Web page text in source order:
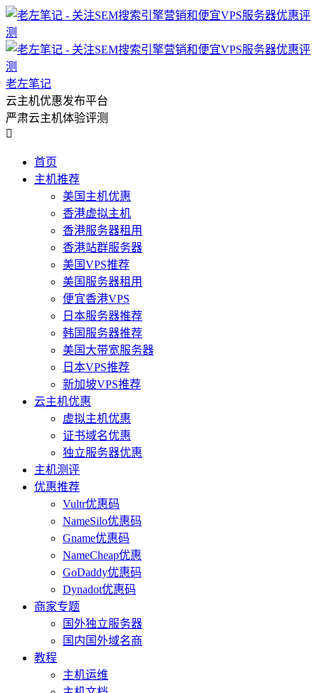
老左笔记
云主机优惠发布平台
严肃云主机体验评测

首页
主机推荐
美国主机优惠
香港虚拟主机
香港服务器租用
香港站群服务器
美国VPS推荐
美国服务器租用
便宜香港VPS
日本服务器推荐
韩国服务器推荐
美国大带宽服务器
日本VPS推荐
新加坡VPS推荐
云主机优惠
虚拟主机优惠
证书域名优惠
独立服务器优惠
主机测评
优惠推荐
Vultr优惠码
NameSilo优惠码
Gname优惠码
NameCheap优惠
GoDaddy优惠码
Dynadot优惠码
商家专题
国外独立服务器
国内国外域名商
教程
主机运维